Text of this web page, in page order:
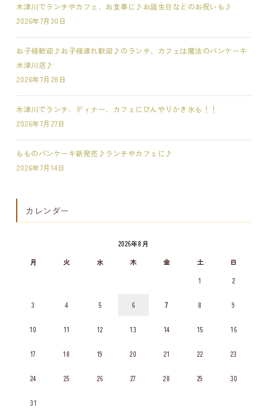
木津川でランチやカフェ、お食事に♪お誕生日などのお祝いも♪
2026年7月30日
お子様歓迎♪お子様連れ歓迎♪のランチ、カフェは魔法のパンケーキ
木津川店♪
2026年7月28日
木津川でランチ、ディナー、カフェにひんやりかき氷も！！
2026年7月27日
もものパンケーキ新発売♪ランチやカフェに♪
2026年7月14日
カレンダー
2026年8月
月
火 水 木 金 土
日
1
2
3 4 5 6 7 8 9
10 11 12 13 14 15 16
17 18 19 20 21 22 23
24 25 26 27 28 29 30
31